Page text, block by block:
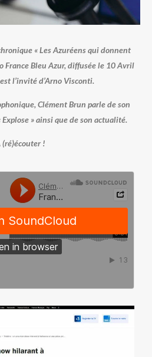
« Les Azuréens qui donnent
France Bleu Azur, diffusée le 10 Avril
l’invité d’Arno Visconti.
Clément Brun parle de son
» ainsi que de son actualité.
(ré)écouter !